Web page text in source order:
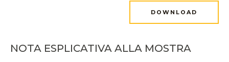
DOWNLOAD
NOTA ESPLICATIVA ALLA MOSTRA